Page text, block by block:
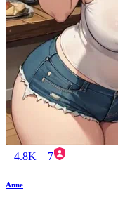
4.8K 7
Anne